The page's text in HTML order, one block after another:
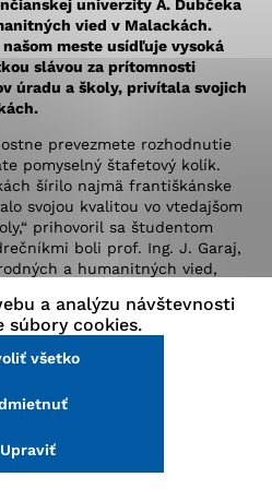
univerzity A. Dubčeka
vied v Malackách.
meste usídľuje vysoká
slávou za prítomnosti
úradu a školy, privítala svojich
prevezmete rozhodnutie
pomyselný štafetový kolík.
šírilo najmä františkánske
svojou kvalitou vo vtedajšom
prihovoril sa študentom
boli prof. Ing. J. Garaj,
a humanitných vied,
rástla, silnela
P. Dubčeka – čo je podľa prof.
hymnou Gaudeamus
znelky predstavitelia školy
a analýzu návštevnosti
súbory cookies.
všetko
Upraviť
oblastiam webovej
cookie nemôže web
prevádzkovateľovi stránok
stránok stránku používajú,
a ponúknuť im lepšiu
zbierajú anonymne a nie je
osobou.
všetko
nastavenia
informácií